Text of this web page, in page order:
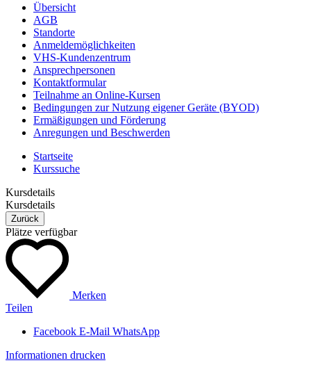
Übersicht
AGB
Standorte
Anmeldemöglichkeiten
VHS-Kundenzentrum
Ansprechpersonen
Kontaktformular
Teilnahme an Online-Kursen
Bedingungen zur Nutzung eigener Geräte (BYOD)
Ermäßigungen und Förderung
Anregungen und Beschwerden
Startseite
Kurssuche
Kursdetails
Kursdetails
Zurück
Plätze verfügbar
Merken
Teilen
Facebook E-Mail WhatsApp
Informationen drucken